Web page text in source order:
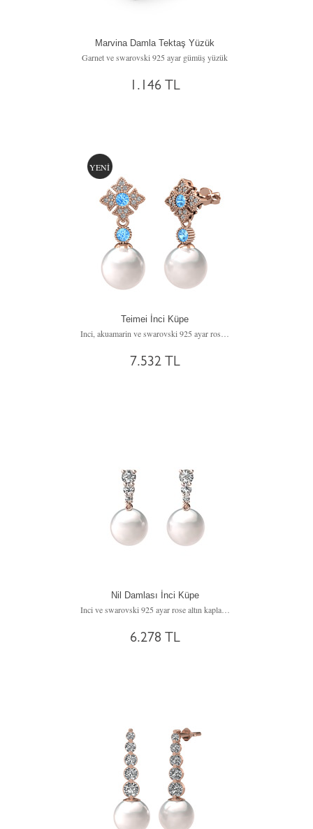
Marvina Damla Tektaş Yüzük
Garnet ve swarovski 925 ayar gümüş yüzük
1.146 TL
YENİ
Teimei İnci Küpe
7.532 TL
Nil Damlası İnci Küpe
Inci ve swarovski 925 ayar rose altın kaplama gümüş küpe
6.278 TL